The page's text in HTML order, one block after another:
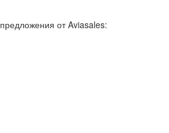
от Aviasales: